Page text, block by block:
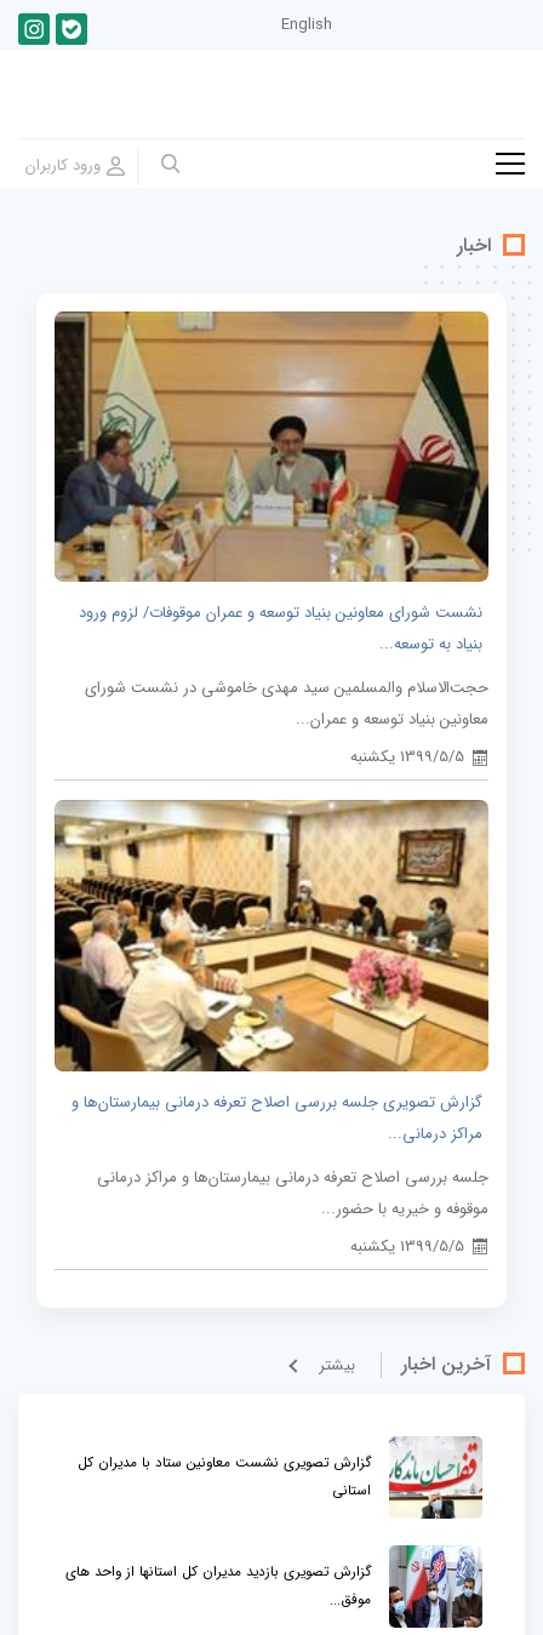
English
اخبار
نشست شورای معاونین بنیاد توسعه و عمران موقوفات/ لزوم ورود
بنیاد به توسعه...
حجت‌الاسلام والمسلمین سید مهدی خاموشی در نشست شورای
معاونین بنیاد توسعه و عمران...
1399/5/5 یکشنبه
گزارش تصویری جلسه بررسی اصلاح تعرفه درمانی بیمارستان‌ها و
مراکز درمانی...
جلسه بررسی اصلاح تعرفه درمانی بیمارستان‌ها و مراکز درمانی
موقوفه و خیریه با حضور...
1399/5/5 یکشنبه
آخرین اخبار بيشتر
گزارش تصویری نشست معاونین ستاد با مدیران کل
استانی
گزارش تصویری بازدید مدیران کل استانها از واحد های
موفق...